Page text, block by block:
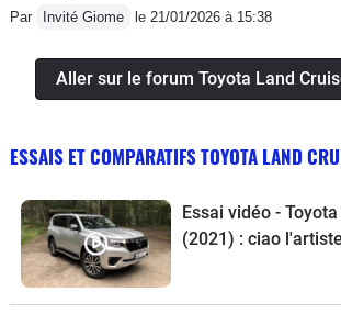
Par Invité Giome le 21/01/2026 à 15:38
Aller sur le forum Toyota Land
ESSAIS ET COMPARATIFS TOYOTA LAND
Essai vidéo -
(2021) : ciao l'artiste